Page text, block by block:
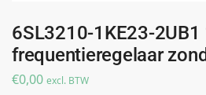
6SL3210-1KE23-2UB1
frequentieregelaar
€0,00 excl. BTW